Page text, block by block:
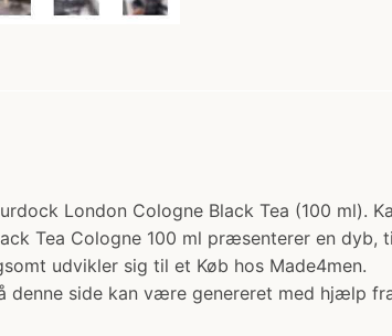
London Cologne Black Tea (100 ml).
Tea Cologne 100 ml præsenterer en
udvikler sig til et Køb hos Made4men.
denne side kan være genereret med hjælp